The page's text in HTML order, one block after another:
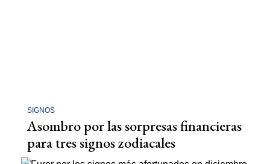
SIGNOS
Asombro por las sorpresas financieras
para tres signos zodiacales